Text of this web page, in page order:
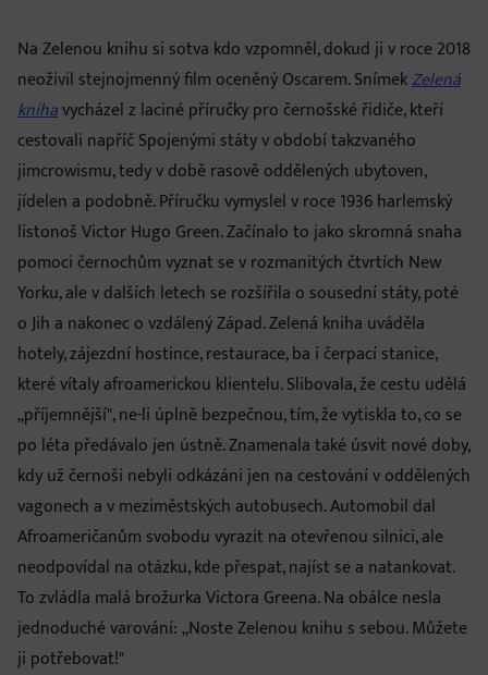
Na Zelenou knihu si sotva kdo vzpomněl, dokud ji v roce 2018
neoživil stejnojmenný film oceněný Oscarem. SnímekZelená
knihavycházel z laciné příručky pro černošské řidiče, kteří
cestovali napříč Spojenými státy v období takzvaného
jimcrowismu, tedy v době rasově oddělených ubytoven,
jídelen a podobně. Příručku vymyslel v roce 1936 harlemský
listonoš Victor Hugo Green. Začínalo to jako skromná snaha
pomoci černochům vyznat se v rozmanitých čtvrtích New
Yorku, ale v dalších letech se rozšířila o sousední státy, poté
o Jih a nakonec o vzdálený Západ. Zelená kniha uváděla
hotely, zájezdní hostince, restaurace, ba i čerpací stanice,
které vítaly afroamerickou klientelu. Slibovala, že cestu udělá
„příjemnější", ne-li úplně bezpečnou, tím, že vytiskla to, co se
po léta předávalo jen ústně. Znamenala také úsvit nové doby,
kdy už černoši nebyli odkázáni jen na cestování v oddělených
vagonech a v meziměstských autobusech. Automobil dal
Afroameričanům svobodu vyrazit na otevřenou silnici, ale
neodpovídal na otázku, kde přespat, najíst se a natankovat.
To zvládla malá brožurka Victora Greena. Na obálce nesla
jednoduché varování: „Noste Zelenou knihu s sebou. Můžete
ji potřebovat!"